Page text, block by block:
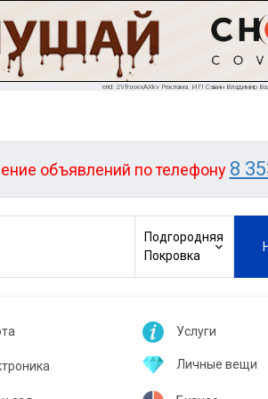
erid: 2VfnxwxAXkv Реклама. ИП Савин Владимир
объявлений по телефону 8
Подгородняя
Покровка
работу
Услуги
Авторемонт
Личные вещи
Одежда, обувь